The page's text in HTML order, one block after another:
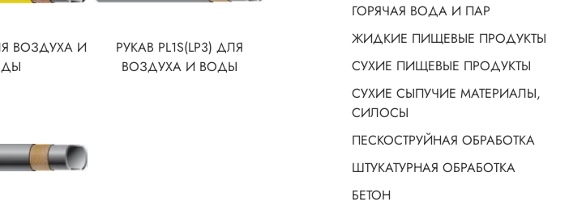
ВОЗДУХА И
РУКАВ PL1S(LP3) ДЛЯ
ВОЗДУХА И ВОДЫ
ГОРЯЧАЯ ВОДА И ПАР
ЖИДКИЕ ПИЩЕВЫЕ ПРОДУКТЫ
СУХИЕ ПИЩЕВЫЕ ПРОДУКТЫ
СУХИЕ СЫПУЧИЕ МАТЕРИАЛЫ,
СИЛОСЫ
ПЕСКОСТРУЙНАЯ ОБРАБОТКА
ШТУКАТУРНАЯ ОБРАБОТКА
БЕТОН